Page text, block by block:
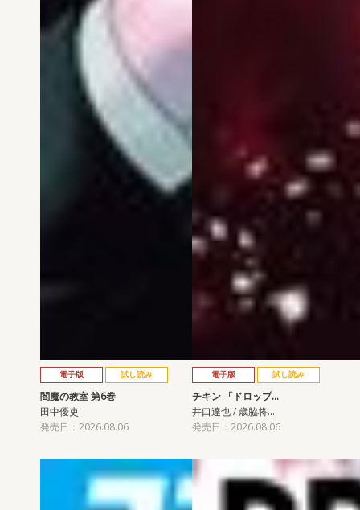
電子版 試し読み
閻魔の教室 第6巻
田中優吏
発売日：2026.08.06
電子版 試し読み
チキン 「ドロップ…
井口達也 / 歳脇将…
発売日：2026.08.06